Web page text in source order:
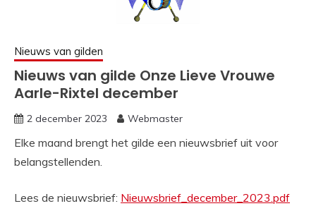
Nieuws van gilden
Nieuws van gilde Onze Lieve Vrouwe
Aarle-Rixtel december
2 december 2023 Webmaster
Elke maand brengt het gilde een nieuwsbrief uit voor
belangstellenden.
Lees de nieuwsbrief: Nieuwsbrief_december_2023.pdf